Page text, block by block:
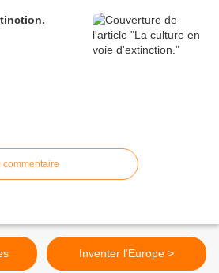
commentaire
Inventer l'Europe >